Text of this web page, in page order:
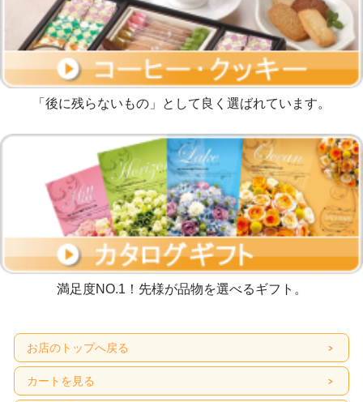
「後に残らないもの」として良く選ばれています。
満足度NO.1！先様が品物を選べるギフト。
お店のトップへ戻る
カートを見る